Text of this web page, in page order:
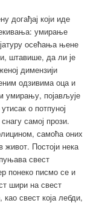
догађај који иде
умирање
осећања њене
штавише, да ли је
димензији
одзивима оца и
умирању, појављује
о потпуној
самој прози.
самоћа оних
Постоји нека
свест
понеко писмо се и
шири на свест
свест која лебди,